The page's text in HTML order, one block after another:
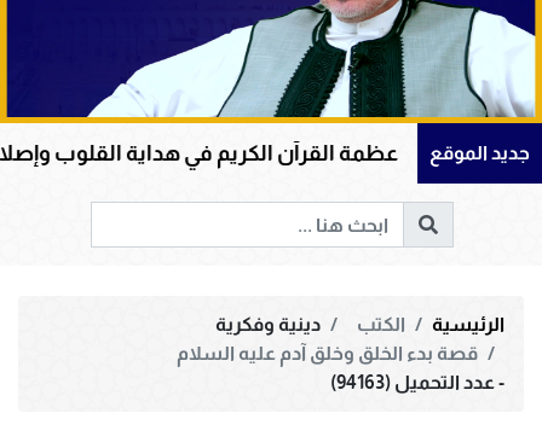
جديد الموقع
عظمة القرآن الكريم في هداية القلوب وإصلاح
الرئيسية الكتب
دينية وفكرية
قصة بدء الخلق وخلق آدم عليه السلام
- عدد التحميل (94163)